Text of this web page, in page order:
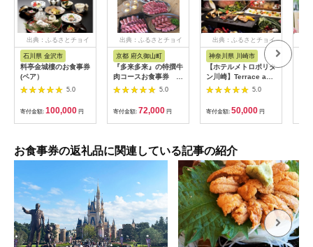
出典：ふるさとチョイ
石川県 金沢市
料亭金城樓のお食事券
(ペア）
5.0
寄付金額: 100,000 円
出典：ふるさとチョイ
京都 府久御山町
『多来多来』の特撰牛
肉コースお食事券 4
名様分【1131614】
5.0
寄付金額: 72,000 円
出典：ふるさとチョイ
神奈川県 川崎市
【ホテルメトロポリタ
ン川崎】Terrace and
Table ディナービュ
ッフェご利用券1組2
5.0
寄付金額: 50,000 円
お食事券の返礼品に関連している記事の紹介